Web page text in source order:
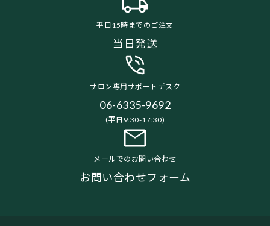
平日15時までのご注文
当日発送
サロン専用サポートデスク
06-6335-9692
(平日9:30-17:30)
メールでのお問い合わせ
お問い合わせフォーム